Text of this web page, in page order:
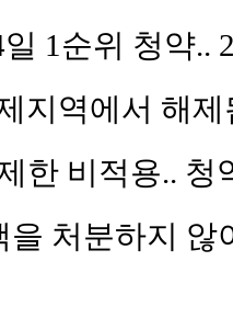
일 1순위 청약
지역에서 해
한 비적용..
을 처분하지